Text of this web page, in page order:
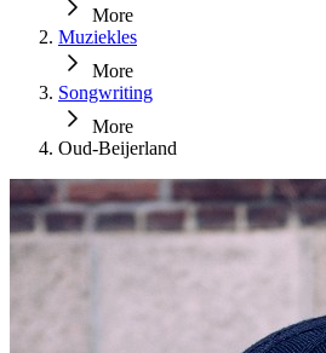
More
Muziekles
More
Songwriting
More
Oud-Beijerland